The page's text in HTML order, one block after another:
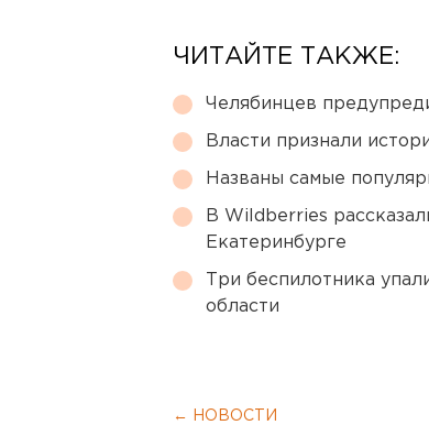
ЧИТАЙТЕ ТАКЖЕ:
Челябинцев
Власти признали
Названы самые
В Wildberries
Екатеринбурге
Три беспилотника
области
← НОВОСТИ